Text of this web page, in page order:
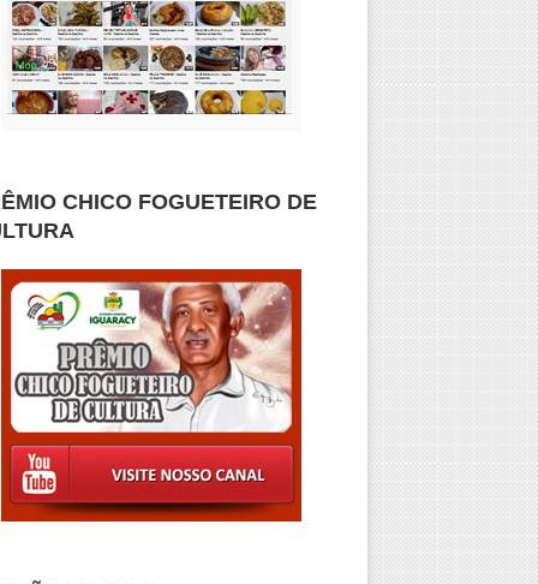
CHICO FOGUETEIRO DE